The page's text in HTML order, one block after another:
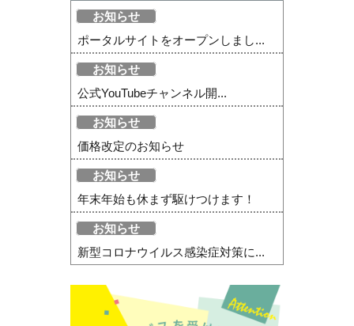
お知らせ
ポータルサイトをオープンしまし...
お知らせ
公式YouTubeチャンネル開...
お知らせ
価格改定のお知らせ
お知らせ
年末年始も休まず駆けつけます！
お知らせ
新型コロナウイルス感染症対策に...